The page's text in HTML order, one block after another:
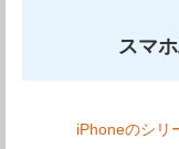
定休日
Quick
急プラザ内と非常
スマ
iPhoneのシリ